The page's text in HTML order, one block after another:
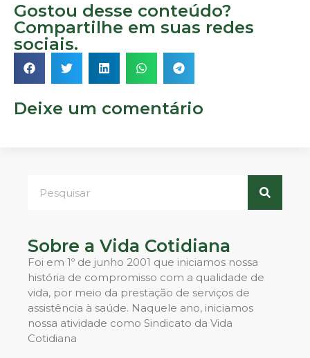
Gostou desse conteúdo?
Compartilhe em suas redes
sociais.
Deixe um comentário
Sobre a Vida Cotidiana
Foi em 1º de junho 2001 que iniciamos nossa
história de compromisso com a qualidade de
vida, por meio da prestação de serviços de
assistência à saúde. Naquele ano, iniciamos
nossa atividade como Sindicato da Vida
Cotidiana